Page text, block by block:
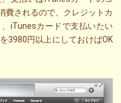
費されるので、クレジットカ
iTunesカードで支払いたい
3980円以上にしておけばOK